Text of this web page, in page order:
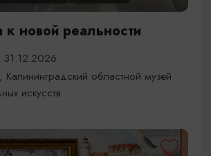
новой реальности
Калининградский областной музей
искусств